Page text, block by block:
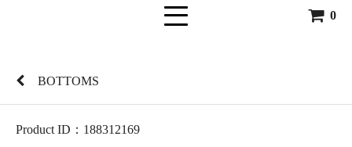
0
BOTTOMS
Product ID：188312169